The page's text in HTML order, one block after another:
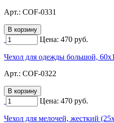
Арт.: COF-0331
Цена: 470 руб.
Чехол для одежды большой,
Арт.: COF-0322
Цена: 470 руб.
Чехол для мелочей, жесткий